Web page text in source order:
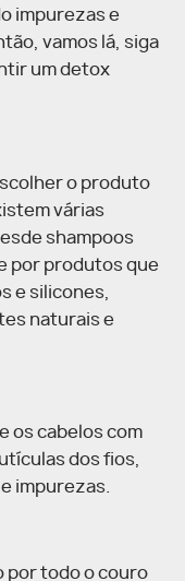
impurezas e
vamos lá, siga
um detox
o produto
várias
shampoos
por produtos que
e silicones,
naturais e
os cabelos com
dos fios,
impurezas.
por todo o couro